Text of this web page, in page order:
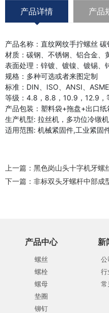
产品详情 产品
产品名称：直纹网纹手拧螺丝
材质：碳钢、不锈钢、铝合金、
表面处理：锌镀、镀镍、镀锡、
规格：多种可选或者来图定制
标准：DIN、ISO、ANSI、
等级：4.8，8.8，10.9，12.9，
产品包装：塑料袋+拖盘+出口
生产机型: 拉丝机，多功位冷镦
适用范围: 机械紧固件,工业紧固
上一篇： 黑色岗山头十字机牙螺
下一篇： 非标双头牙螺杆中部成
产品中心
螺丝
螺栓
螺母
垫圈
铆钉
新
公
行
常